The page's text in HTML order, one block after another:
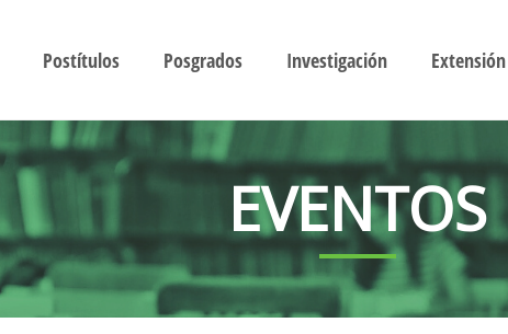
Postítulos Posgrados Investigación Extensión
EVENTOS